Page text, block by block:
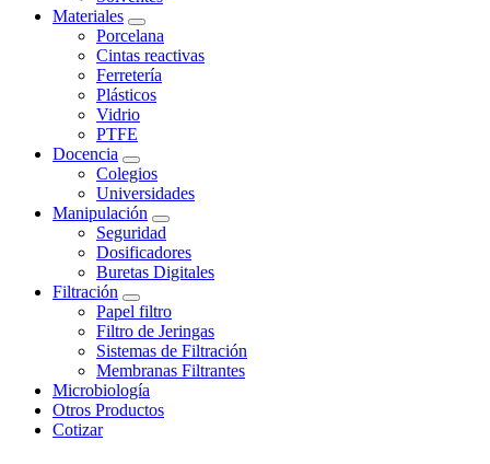
Materiales
Porcelana
Cintas reactivas
Ferretería
Plásticos
Vidrio
PTFE
Docencia
Colegios
Universidades
Manipulación
Seguridad
Dosificadores
Buretas Digitales
Filtración
Papel filtro
Filtro de Jeringas
Sistemas de Filtración
Membranas Filtrantes
Microbiología
Otros Productos
Cotizar